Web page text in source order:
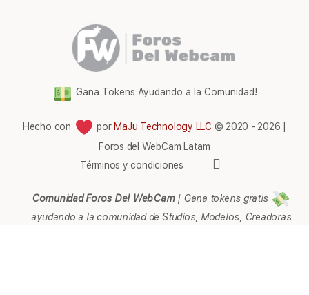
Gana Tokens Ayudando a la Comunidad!
Hecho con por MaJu Technology LLC © 2020 - 2026 |
Foros del WebCam Latam
Términos y condiciones
Comunidad Foros Del WebCam| Gana tokens gratis
ayudando a la comunidad de Studios, Modelos, Creadoras